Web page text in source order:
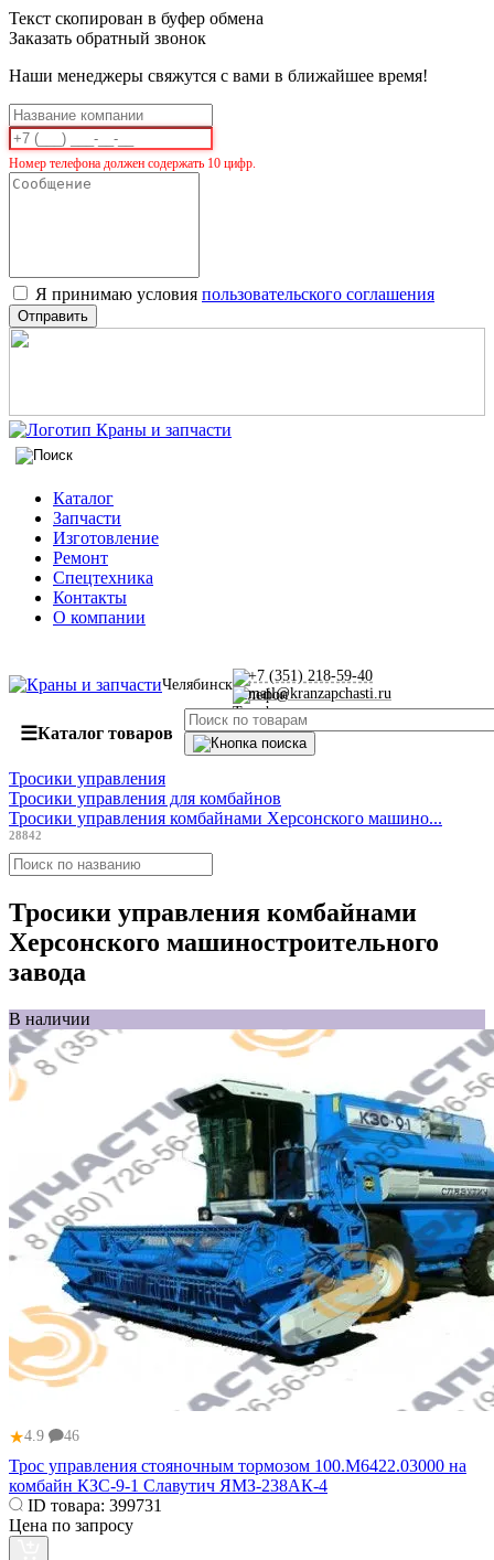
Текст скопирован в буфер обмена
Заказать обратный звонок
Наши менеджеры свяжутся с вами в ближайшее время!
Номер телефона должен содержать 10 цифр.
Я принимаю условия пользовательского соглашения
Отправить
Каталог
Запчасти
Изготовление
Ремонт
Спецтехника
Контакты
О компании
Челябинск
+7 (351) 218-59-40
mail@kranzapchasti.ru
☰Каталог товаров
Тросики управления
Тросики управления для комбайнов
Тросики управления комбайнами Херсонского машино...
28842
Тросики управления комбайнами
Херсонского машиностроительного
завода
В наличии
★4.9 46
Трос управления стояночным тормозом 100.М6422.03000 на
комбайн КЗС-9-1 Славутич ЯМЗ-238АК-4
ID товара: 399731
Цена по запросу